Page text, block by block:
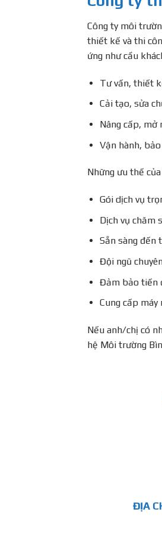
Công ty môi
thiết kế và thi
ứng như cầu
Tư vấn, thiết
Cải tạo, sửa
Nâng cấp, mở
Vận hành,
Những ưu thế
Gói dịch vụ
Dịch vụ chăm
Sẵn sàng đến
Đội ngũ
Đảm bảo tiến
Cung cấp
Nếu anh/chị có
hệ Môi trường
ĐỊA